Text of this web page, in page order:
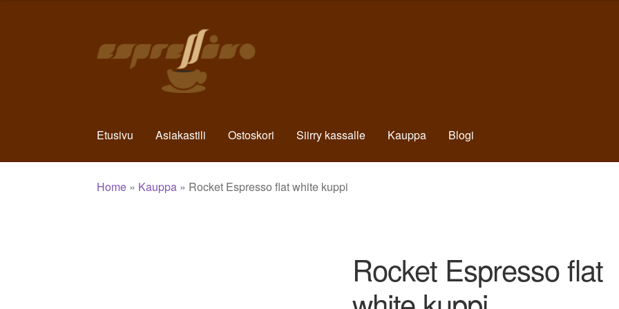
navigointiin
sisältöön
Etusivu Asiakastili Ostoskori Siirry kassalle Kauppa Blogi
Home » Kauppa » Rocket Espresso flat white kuppi
Rocket Espresso flat